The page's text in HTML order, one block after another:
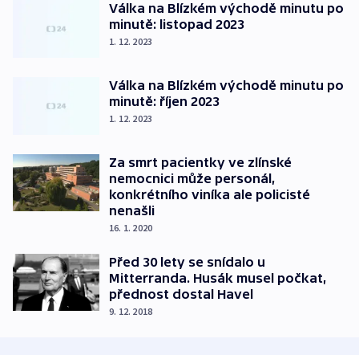
Válka na Blízkém východě minutu po
minutě: listopad 2023
1. 12. 2023
Válka na Blízkém východě minutu po
minutě: říjen 2023
1. 12. 2023
Za smrt pacientky ve zlínské
nemocnici může personál,
konkrétního viníka ale policisté
nenašli
16. 1. 2020
Před 30 lety se snídalo u
Mitterranda. Husák musel počkat,
přednost dostal Havel
9. 12. 2018